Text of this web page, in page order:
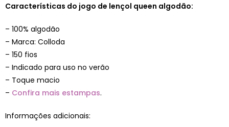
Características do jogo de lençol queen algodão:
– 100% algodão
– Marca: Colloda
– 150 fios
– Indicado para uso no verão
– Toque macio
– Confira mais estampas.
Informações adicionais: